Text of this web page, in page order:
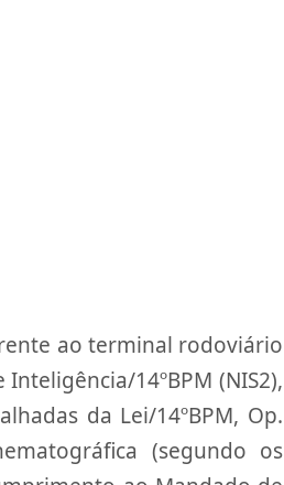
ao terminal rodoviário
14ºBPM (NIS2),
da Lei/14ºBPM, Op.
(segundo os